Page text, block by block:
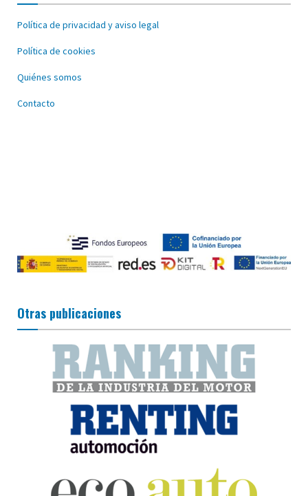
Política de privacidad y aviso legal
Política de cookies
Quiénes somos
Contacto
Otras publicaciones